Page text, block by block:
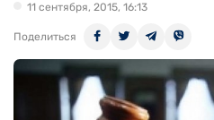
11 сентября, 2015, 16:13
Поделиться